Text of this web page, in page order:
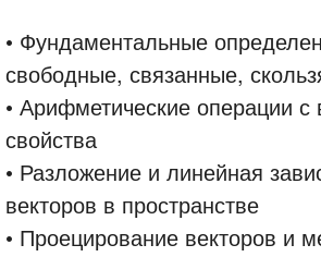
• Фундаментальные
свободные, связанные,
• Арифметические операции с
свойства
• Разложение и линейная
векторов в пространстве
• Проецирование векторов и